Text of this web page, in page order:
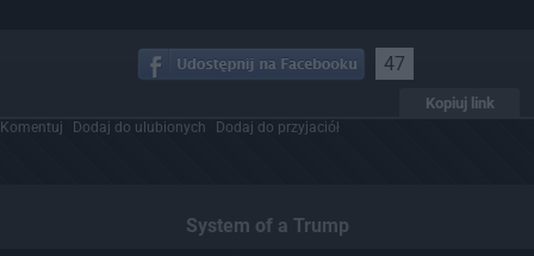
47
Kopiuj link
Komentuj Dodaj do ulubionych Dodaj do przyjaciół
System of a Trump